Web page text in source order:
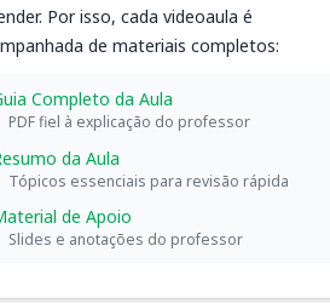
Por isso, cada videoaula é
de materiais completos:
Completo da Aula
PDF fiel à explicação do professor
da Aula
Tópicos essenciais para revisão rápida
de Apoio
Slides e anotações do professor